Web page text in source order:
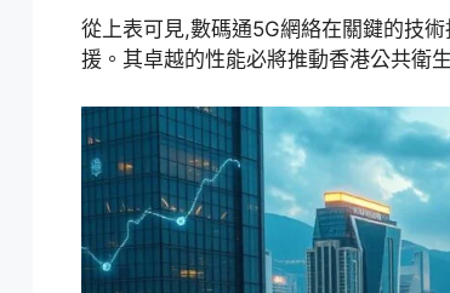
從上表可見,數碼通5G網絡在關鍵的技
援。其卓越的性能必將推動香港公共衛